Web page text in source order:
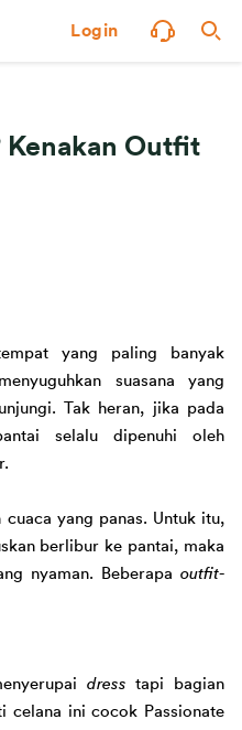
Login
Kenakan Outfit
yang paling banyak
suasana yang
. Tak heran, jika pada
selalu dipenuhi oleh
yang panas. Untuk itu,
berlibur ke pantai,
nyaman. Beberapa outfit-
dress tapi bagian
celana ini cocok Passionate